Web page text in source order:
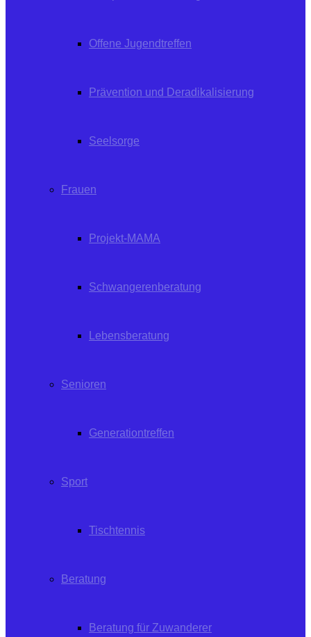
Offene Jugendtreffen
Prävention und Deradikalisierung
Seelsorge
Frauen
Projekt-MAMA
Schwangerenberatung
Lebensberatung
Senioren
Generationtreffen
Sport
Tischtennis
Beratung
Beratung für Zuwanderer